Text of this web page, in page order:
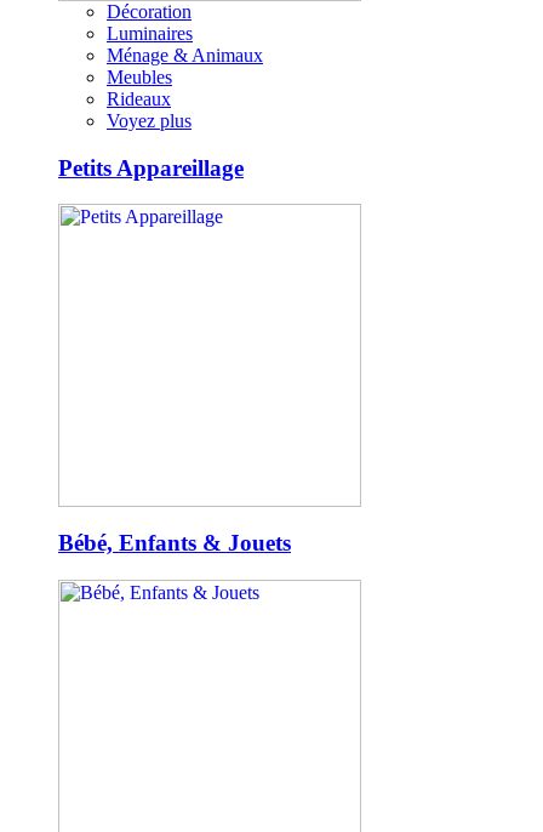
Décoration
Luminaires
Ménage & Animaux
Meubles
Rideaux
Voyez plus
Petits Appareillage
Bébé, Enfants & Jouets